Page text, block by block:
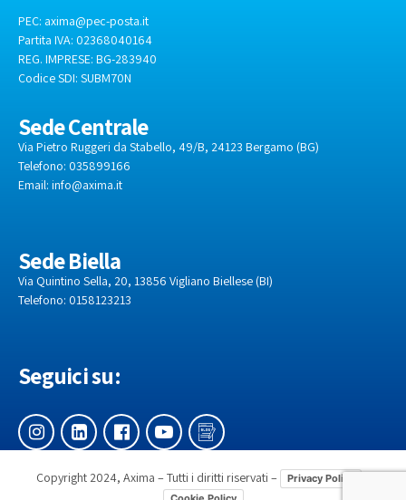
PEC: axima@pec-posta.it
Partita IVA: 02368040164
REG. IMPRESE: BG-283940
Codice SDI: SUBM70N
Sede Centrale
Via Pietro Ruggeri da Stabello, 49/B, 24123 Bergamo (BG)
Telefono: 035899166
Email: info@axima.it
Sede Biella
Via Quintino Sella, 20, 13856 Vigliano Biellese (BI)
Telefono: 0158123213
Seguici su:
Copyright 2024, Axima – Tutti i diritti riservati – Privacy Policy –